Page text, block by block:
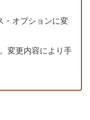
・オプションに変
変更内容により手